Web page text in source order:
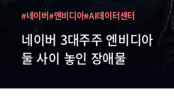
네이버 3대주주 엔비디아
둘 사이 놓인 장애물
#네이버#엔비디아#AI데이터센터